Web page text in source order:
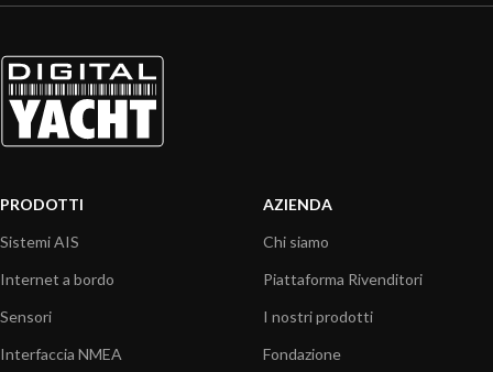
PRODOTTI
Sistemi AIS
Internet a bordo
Sensori
Interfaccia NMEA
AZIENDA
Chi siamo
Piattaforma Rivenditori
I nostri prodotti
Fondazione